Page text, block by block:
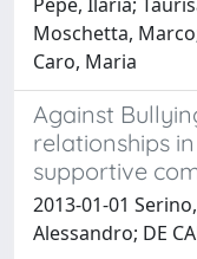
Moschetta,
Caro, Maria
Against
relationships
supportive
2013-01-01
Alessandro; DE